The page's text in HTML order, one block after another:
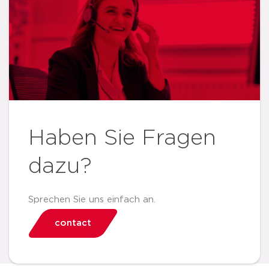
Haben Sie Fragen
dazu?
Sprechen Sie uns einfach an.
contact